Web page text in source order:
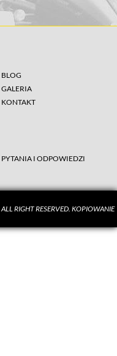
BLOG
GALERIA
KONTAKT
PYTANIA I ODPOWIEDZI
RIGHT RESERVED. KOPIOWANIE